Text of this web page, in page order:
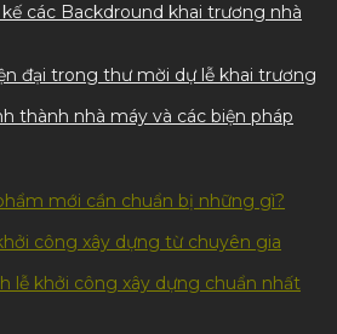
các Backdround khai trương nhà
đại trong thư mời dự lễ khai trương
thành nhà máy và các biện pháp
mới cần chuẩn bị những gì?
công xây dựng từ chuyên gia
lễ khởi công xây dựng chuẩn nhất